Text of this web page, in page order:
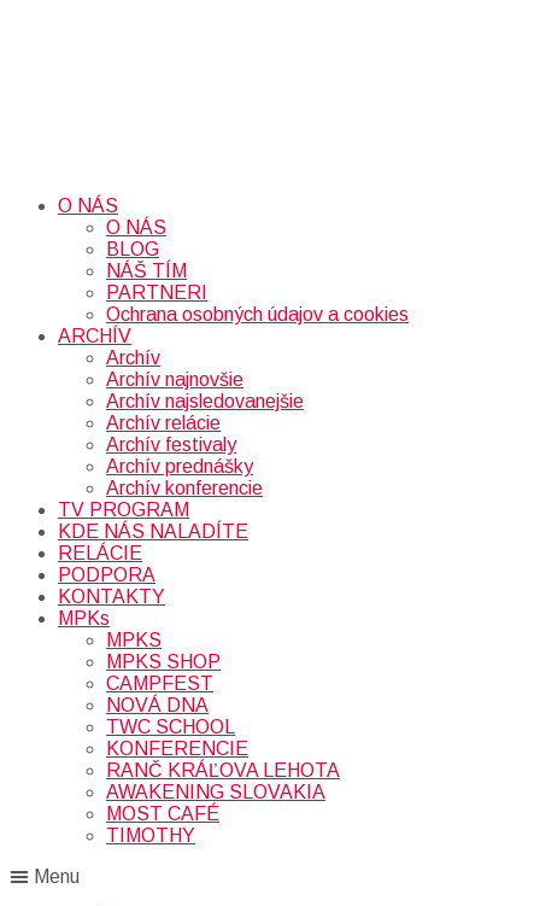
O NÁS
O NÁS
BLOG
NÁŠ TÍM
PARTNERI
Ochrana osobných údajov a cookies
ARCHÍV
Archív
Archív najnovšie
Archív najsledovanejšie
Archív relácie
Archív festivaly
Archív prednášky
Archív konferencie
TV PROGRAM
KDE NÁS NALADÍTE
RELÁCIE
PODPORA
KONTAKTY
MPKs
MPKS
MPKS SHOP
CAMPFEST
NOVÁ DNA
TWC SCHOOL
KONFERENCIE
RANČ KRÁĽOVA LEHOTA
AWAKENING SLOVAKIA
MOST CAFÉ
TIMOTHY
Menu